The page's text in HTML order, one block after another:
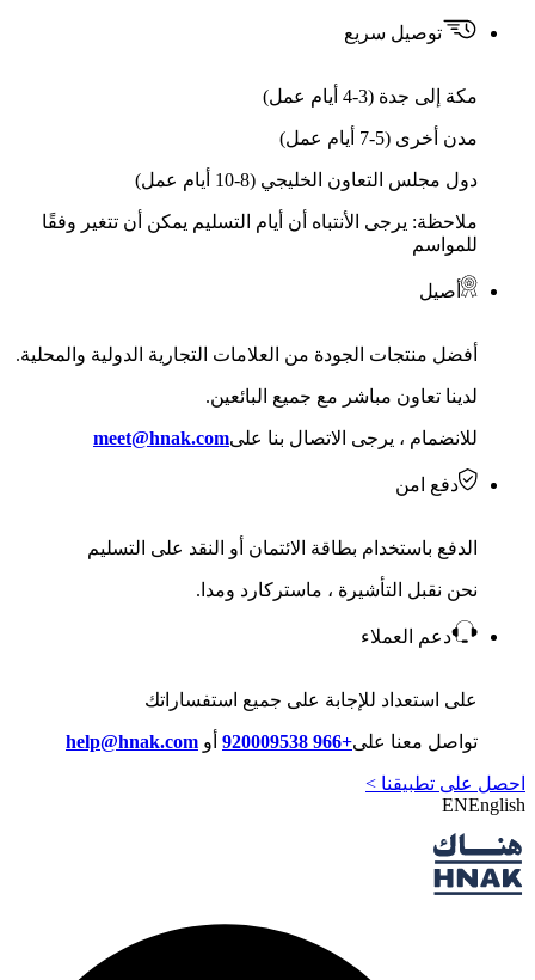
توصيل سريع
مكة إلى جدة (3-4 أيام عمل)
مدن أخرى (5-7 أيام عمل)
دول مجلس التعاون الخليجي (8-10 أيام عمل)
ملاحظة: يرجى الأنتباه أن أيام التسليم يمكن أن تتغير وفقًا
للمواسم
أصيل
أفضل منتجات الجودة من العلامات التجارية الدولية والمحلية.
لدينا تعاون مباشر مع جميع البائعين.
للانضمام ، يرجى الاتصال بنا علىmeet@hnak.com
دفع امن
الدفع باستخدام بطاقة الائتمان أو النقد على التسليم
نحن نقبل التأشيرة ، ماستركارد ومدا.
دعم العملاء
على استعداد للإجابة على جميع استفساراتك
تواصل معنا على+966 920009538 أو help@hnak.com
احصل على تطبيقنا >
ENEnglish